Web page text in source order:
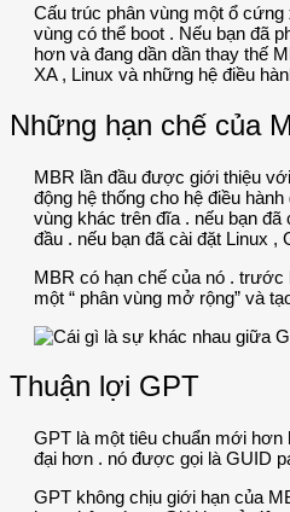
Cấu trúc phân vùng một ổ
vùng có thể boot . Nếu bạn đã
hơn và đang dần dần thay thế
XA , Linux và những hệ điều
Những hạn chế của
MBR lần đầu được giới thiệu
động hệ thống cho hệ điều
vùng khác trên đĩa . nếu bạn
đầu . nếu bạn đã cài đặt Linux
MBR có hạn chế của nó . trước
một “ phân vùng mở rộng” và
Thuận lợi GPT
GPT là một tiêu chuẩn mới hơn
đại hơn . nó được gọi là GUID
GPT không chịu giới hạn của